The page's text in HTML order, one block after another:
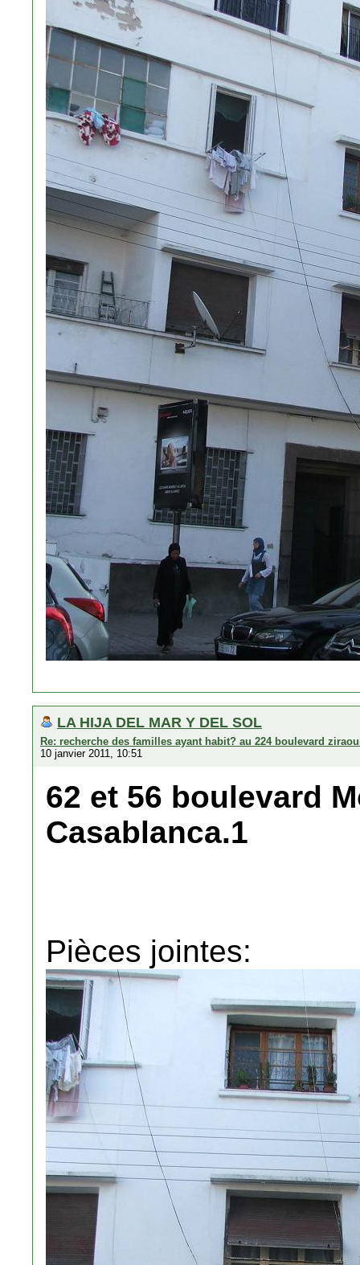
LA HIJA DEL MAR Y DEL SOL
Re: recherche des familles ayant habit? au 224 boulevard
10 janvier 2011, 10:51
62 et 56 boulevard
Casablanca.1
Pièces jointes: